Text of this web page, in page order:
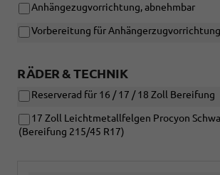
Anhängezugvorrichtung, abnehmbar
Vorbereitung für Anhängerzugvorrichtung
RÄDER & TECHNIK
Reserverad für 16 / 17 / 18 Zoll Bereifung
17 Zoll Leichtmetallfelgen Procyon
(Bereifung 215/45 R17)